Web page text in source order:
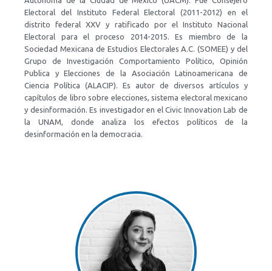
Electoral del Instituto Federal Electoral (2011-2012) en el
distrito federal XXV y ratificado por el Instituto Nacional
Electoral para el proceso 2014-2015. Es miembro de la
Sociedad Mexicana de Estudios Electorales A.C. (SOMEE) y del
Grupo de Investigación Comportamiento Político, Opinión
Publica y Elecciones de la Asociación Latinoamericana de
Ciencia Política (ALACIP). Es autor de diversos artículos y
capítulos de libro sobre elecciones, sistema electoral mexicano
y desinformación. Es investigador en el Civic Innovation Lab de
la UNAM, donde analiza los efectos políticos de la
desinformación en la democracia.